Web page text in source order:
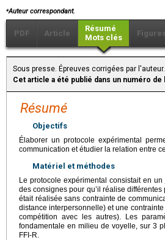
⁎Auteur correspondant.
PDF Article
Résumé
Mots clés
Figures
Sous presse. Épreuves corrigées par
Cet article a été publié dans un numéro de
Résumé
Objectifs
Élaborer un protocole expérimental
communication et étudier la relation entre
Matériel et méthodes
Le protocole expérimental consistait en
des consignes pour qu’il réalise
était réalisée sans contrainte de
distance interpersonnelle) et une
compétition avec les autres). Les
fondamentale en milieu de voyelle, sur 3
FFI-R.